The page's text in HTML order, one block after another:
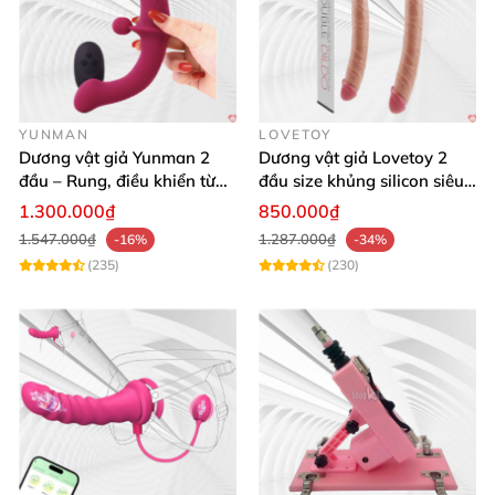
YUNMAN
Dương vật giả Yunman 2
đầu – Rung, điều khiển từ
xa cho les cực phê
1.300.000₫
1.547.000₫
-16%
(235)
LOVETOY
Dương vật giả Lovetoy 2
đầu size khủng silicon siêu
mềm có thể uốn
850.000₫
1.287.000₫
-34%
(230)